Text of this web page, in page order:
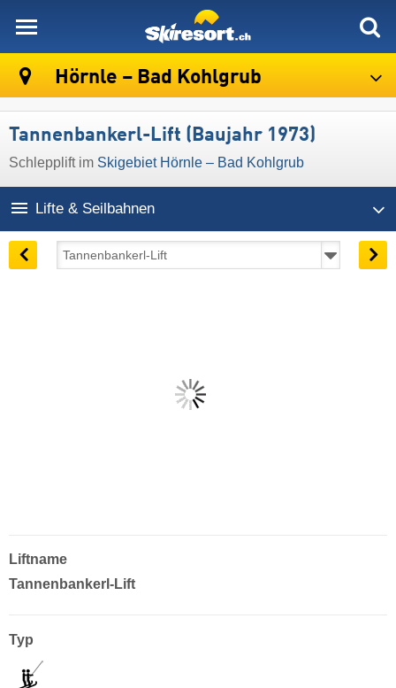
Hörnle – Bad Kohlgrub
Tannenbankerl-Lift (Baujahr 1973)
Schlepplift im Skigebiet Hörnle – Bad Kohlgrub
Lifte & Seilbahnen
Liftname
Tannenbankerl-Lift
Typ